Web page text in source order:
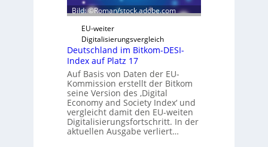
e
r
i
t
s
e
r
ö
f
f
n
e
Bild: ©Roman/stock.adobe.com
EU-weiter
Digitalisierungsvergleich
Deutschland im Bitkom-DESI-
Index auf Platz 17
Auf Basis von Daten der EU-
Kommission erstellt der Bitkom
seine Version des ‚Digital
Economy and Society Index‘ und
vergleicht damit den EU-weiten
Digitalisierungsfortschritt. In der
aktuellen Ausgabe verliert…